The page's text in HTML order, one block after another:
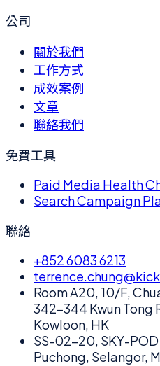
公司
關於我們
工作方式
成效案例
文章
聯絡我們
免費工具
Paid Media Health
Search Campaign
聯絡
+852 6083 6213
Room A20, 10/F,
342-344 Kwun Tong
Kowloon, HK
SS-02-20, SKY-
Puchong, Selangor,